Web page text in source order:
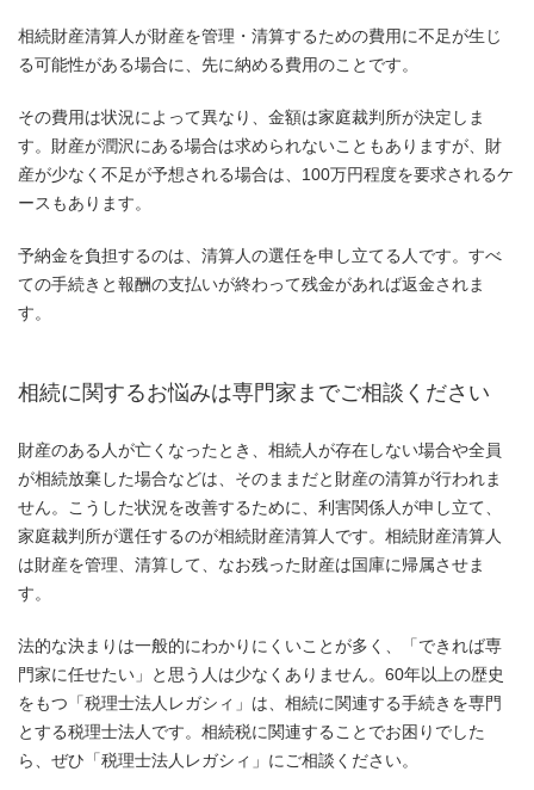
相続財産清算人が財産を管理・清算するための費用に不足が生じ
る可能性がある場合に、先に納める費用のことです。
その費用は状況によって異なり、金額は家庭裁判所が決定しま
す。財産が潤沢にある場合は求められないこともありますが、財
産が少なく不足が予想される場合は、100万円程度を要求されるケ
ースもあります。
予納金を負担するのは、清算人の選任を申し立てる人です。すべ
ての手続きと報酬の支払いが終わって残金があれば返金されま
す。
相続に関するお悩みは専門家までご相談ください
財産のある人が亡くなったとき、相続人が存在しない場合や全員
が相続放棄した場合などは、そのままだと財産の清算が行われま
せん。こうした状況を改善するために、利害関係人が申し立て、
家庭裁判所が選任するのが相続財産清算人です。相続財産清算人
は財産を管理、清算して、なお残った財産は国庫に帰属させま
す。
法的な決まりは一般的にわかりにくいことが多く、「できれば専
門家に任せたい」と思う人は少なくありません。60年以上の歴史
をもつ「税理士法人レガシィ」は、相続に関連する手続きを専門
とする税理士法人です。相続税に関連することでお困りでした
ら、ぜひ「税理士法人レガシィ」にご相談ください。